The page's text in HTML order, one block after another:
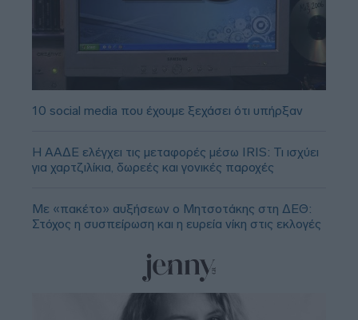
10 social media που έχουμε ξεχάσει ότι υπήρξαν
Η ΑΑΔΕ ελέγχει τις μεταφορές μέσω IRIS: Τι ισχύει
για χαρτζιλίκια, δωρεές και γονικές παροχές
Με «πακέτο» αυξήσεων ο Μητσοτάκης στη ΔΕΘ:
Στόχος η συσπείρωση και η ευρεία νίκη στις εκλογές